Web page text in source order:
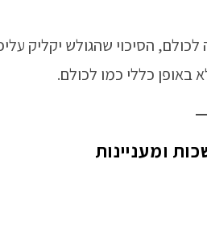
הסיכוי שהגולש יקליק
באופן כללי כמו לכולם.
ומעניינות